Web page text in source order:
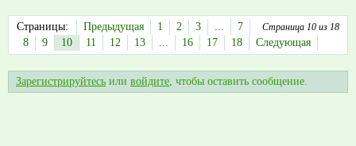
Страница 10 из 18
Страницы: Предыдущая 1 2 3 ...
7
8
9 10 11 12 13 ... 16 17 18 Следующая
Зарегистрируйтесь или войдите, чтобы оставить сообщение.